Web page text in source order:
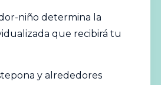
niño determina la
que recibirá tu
y alrededores